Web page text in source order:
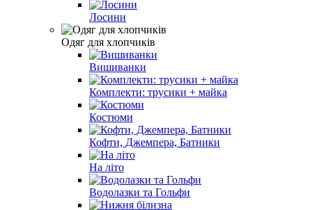
Лосини
Одяг для хлопчиків
Вишиванки
Комплекти: трусики + майка
Костюми
Кофти, Джемпера, Батники
На літо
Водолазки та Гольфи